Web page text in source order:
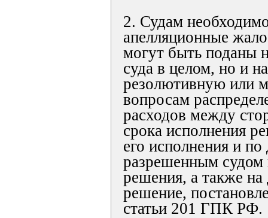
2. Судам
апелляционные
могут быть поданы
суда в целом, но и
резолютивную или
вопросам
расходов между
срока исполнения
его исполнения и
разрешенным судом
решения, а также на
решение,
статьи 201 ГПК РФ.